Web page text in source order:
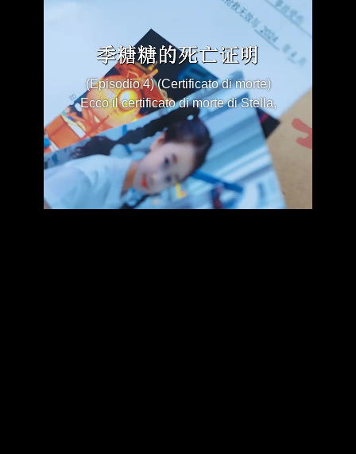
(Episodio 4) (Certificato di morte)
Ecco il certificato di morte di Stella,